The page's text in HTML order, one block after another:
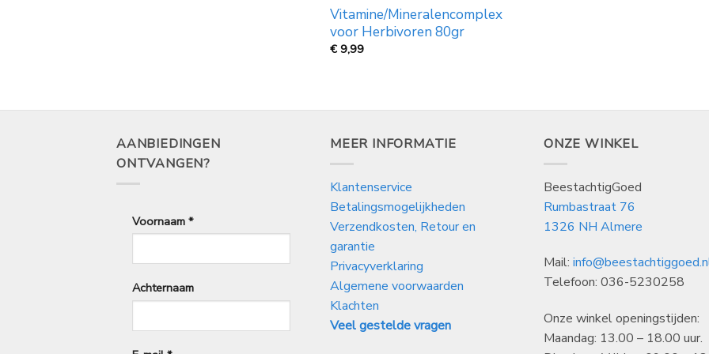
Vitamine/Mineralencomplex
voor Herbivoren 80gr
€ 9,99
AANBIEDINGEN
ONTVANGEN?
Voornaam *
Achternaam
MEER INFORMATIE
Klantenservice
Betalingsmogelijkheden
Verzendkosten, Retour en
garantie
Privacyverklaring
Algemene voorwaarden
Klachten
Veel gestelde vragen
ONZE WINKEL
BeestachtigGoed
Rumbastraat 76
1326 NH Almere
Mail:
Telefoon: 036-5230258
Onze winkel openingstijden:
Maandag: 13.00 – 18.00 uur.